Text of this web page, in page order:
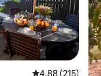
4,88 av 5 i
4,88 (215)